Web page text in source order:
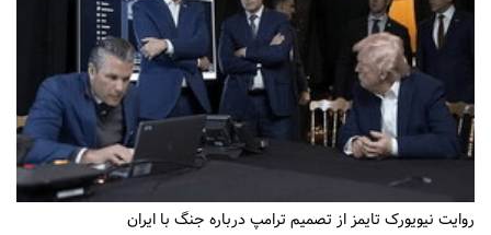
روایت نیویورک تایمز از تصمیم ترامپ درباره جنگ با ایران